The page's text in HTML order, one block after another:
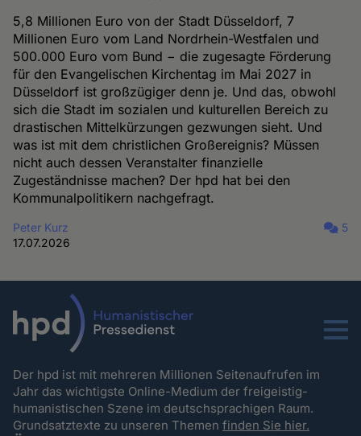
5,8 Millionen Euro von der Stadt Düsseldorf, 7
Millionen Euro vom Land Nordrhein-Westfalen und
500.000 Euro vom Bund − die zugesagte Förderung
für den Evangelischen Kirchentag im Mai 2027 in
Düsseldorf ist großzügiger denn je. Und das, obwohl
sich die Stadt im sozialen und kulturellen Bereich zu
drastischen Mittelkürzungen gezwungen sieht. Und
was ist mit dem christlichen Großereignis? Müssen
nicht auch dessen Veranstalter finanzielle
Zugeständnisse machen? Der hpd hat bei den
Kommunalpolitikern nachgefragt.
Peter Kurz
17.07.2026
5
Menu
Der hpd ist mit mehreren Millionen Seitenaufrufen im
Jahr das wichtigste Online-Medium der freigeistig-
humanistischen Szene im deutschsprachigen Raum.
Grundsatztexte zu unseren Themenfinden Sie hier.